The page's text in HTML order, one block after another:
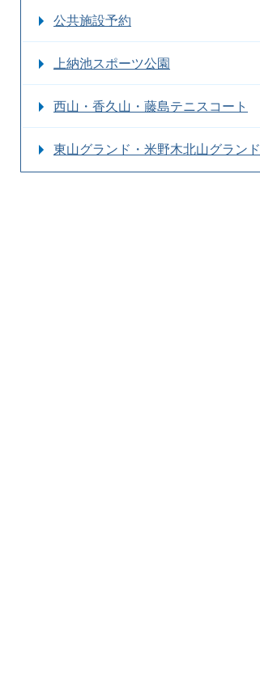
公共施設予約
上納池スポーツ公園
西山・香久山・藤島テニスコート
東山グランド・米野木北山グランド